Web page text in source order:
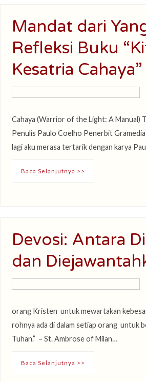
Mandat dari
Refleksi Buku
Kesatria Cahaya”
Cahaya (Warrior of the Light: A Manual)
Penulis Paulo Coelho Penerbit
lagi aku merasa tertarik dengan karya
Baca Selanjutnya >>
Devosi: Antara
dan
orang Kristen untuk mewartakan
rohnya ada di dalam setiap orang untuk
Tuhan.” – St. Ambrose of Milan…
Baca Selanjutnya >>